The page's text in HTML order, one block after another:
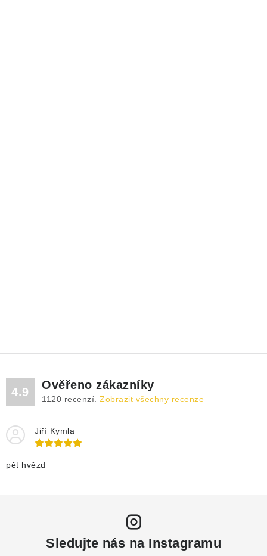
4.9
Ověřeno zákazníky
1120 recenzí. Zobrazit všechny recenze
Jiří Kymla
pět hvězd
Sledujte nás na Instagramu